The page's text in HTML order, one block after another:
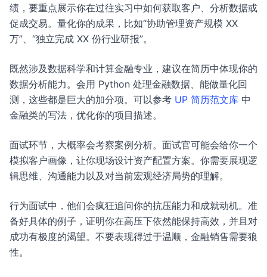
绩，要重点展示你在过往实习中如何获取客户、分析数据或
促成交易。量化你的成果，比如“协助管理资产规模 XX
万”、“独立完成 XX 份行业研报”。
既然涉及数据科学和计算金融专业，建议在简历中体现你的
数据分析能力。会用 Python 处理金融数据、能做量化回
测，这些都是巨大的加分项。可以参考 UP 简历范文库 中
金融类的写法，优化你的项目描述。
面试环节，大概率会考察案例分析。面试官可能会给你一个
模拟客户画像，让你现场设计资产配置方案。你需要展现逻
辑思维、沟通能力以及对当前宏观经济局势的理解。
行为面试中，他们会疯狂追问你的抗压能力和成就动机。准
备好具体的例子，证明你在高压下依然能保持高效，并且对
成功有极度的渴望。不要表现得过于温顺，金融销售需要狼
性。